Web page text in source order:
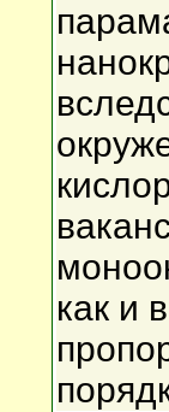
как и